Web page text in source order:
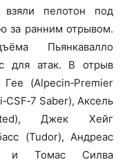
пелотон под
за ранним отрывом.
Пьянкавалло
для атак. В отрыв
(Alpecin‑Premier
Saber), Аксель
Джек Хейг
(Tudor), Андреас
и Томас Силва